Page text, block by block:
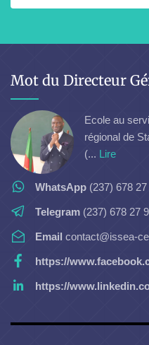
Mot du Directeur
Ecole au
régional de
(... Lire
WhatsApp (237) 678
Telegram (237) 678 27
Email contact@issea-
https://
https://